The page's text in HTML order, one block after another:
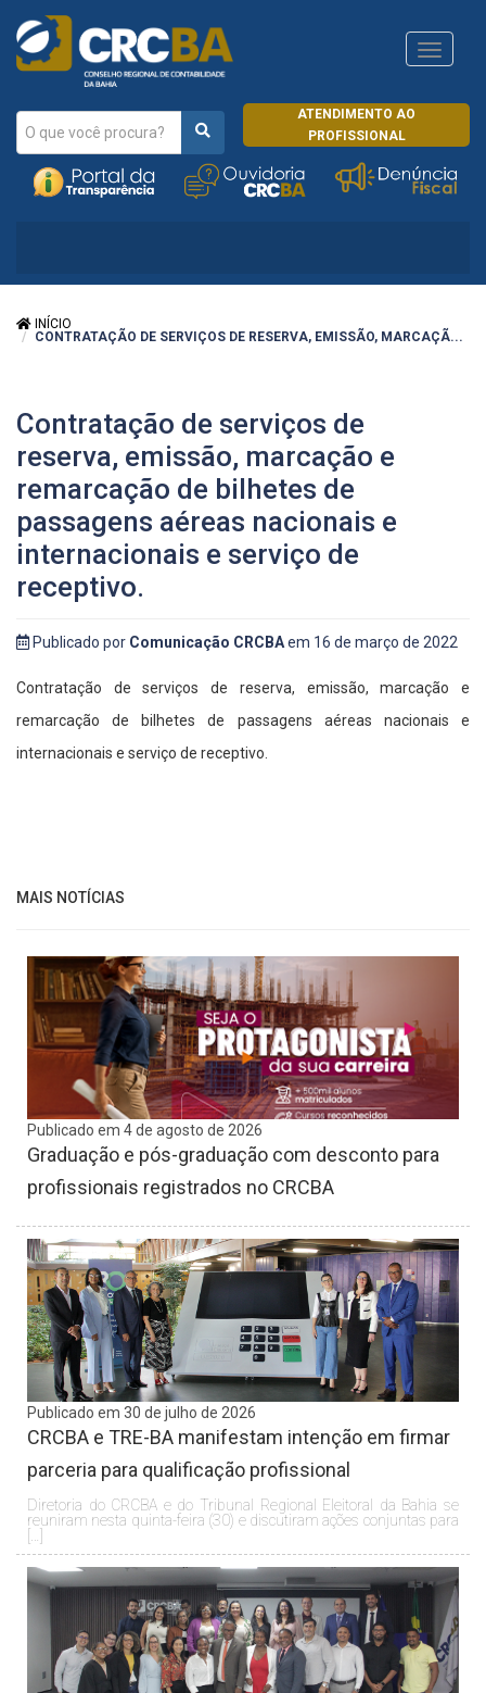
ATENDIMENTO AO
PROFISSIONAL
CRCRJ
INÍCIO
CONTRATAÇÃO DE SERVIÇOS DE RESERVA, EMISSÃO, MARCAÇÃ...
Contratação de serviços de
reserva, emissão, marcação e
remarcação de bilhetes de
passagens aéreas nacionais e
internacionais e serviço de
receptivo.
Publicado por Comunicação CRCBAem 16 de março de 2022
Contratação de serviços de reserva, emissão, marcação e
remarcação de bilhetes de passagens aéreas nacionais e
internacionais e serviço de receptivo.
MAIS NOTÍCIAS
Publicado em 4 de agosto de 2026
Graduação e pós-graduação com desconto para
profissionais registrados no CRCBA
Publicado em 30 de julho de 2026
CRCBA e TRE-BA manifestam intenção em firmar
parceria para qualificação profissional
Diretoria do CRCBA e do Tribunal Regional Eleitoral da Bahia se
reuniram nesta quinta-feira (30) e discutiram ações conjuntas para